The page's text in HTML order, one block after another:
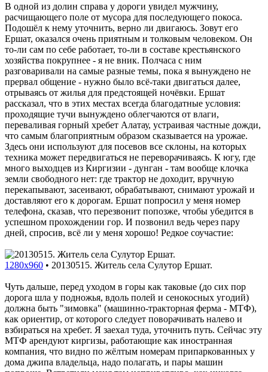
В одной из долин справа у дороги увидел мужчину,
расчищающего поле от мусора для последующего покоса.
Подошёл к нему уточнить, верно ли двигаюсь. Зовут его
Ершат, оказался очень приятным и толковым человеком. Он
то-ли сам по себе работает, то-ли в составе крестьянского
хозяйства покрупнее - я не вник. Полчаса с ним
разговаривали на самые разные темы, пока я вынуждено не
прервал общение - нужно было всё-таки двигаться далее,
отрываясь от жилья для предстоящей ночёвки. Ершат
рассказал, что в этих местах всегда благодатные условия:
проходящие тучи вынуждено облегчаются от влаги,
переваливая горный хребет Алатау, устраивая частные дожди,
что самым благоприятным образом сказывается на урожае.
Здесь они используют для посевов все склоны, на которых
техника может передвигаться не переворачиваясь. К югу, где
много выходцев из Киргизии - дунган - там вообще клочка
земли свободного нет: где трактор не доходит, вручную
перекапывают, засеивают, обрабатывают, снимают урожай и
доставляют его к дорогам. Ершат попросил у меня номер
телефона, сказав, что перезвонит попозже, чтобы убедится в
успешном прохождении гор. И позвонил ведь через пару
дней, спросив, всё ли у меня хорошо! Редкое соучастие:
1280x960 • 20130515. Житель села Сулутор Ершат.
Чуть дальше, перед уходом в горы как таковые (до сих пор
дорога шла у подножья, вдоль полей и сенокосных угодий)
должна быть "зимовка" (машинно-тракторная ферма - МТФ),
как ориентир, от которого следует поворачивать налево и
взбираться на хребет. Я заехал туда, уточнить путь. Сейчас эту
МТФ арендуют киргизы, работающие как иностранная
компания, что видно по жёлтым номерам припаркованных у
дома джипа владельца, надо полагать, и пары машин